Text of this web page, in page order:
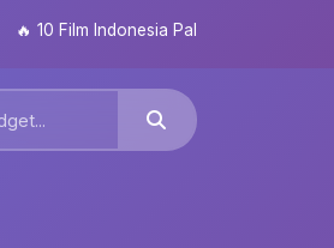
10 Film Indonesia Paling Ditunggu 2026: